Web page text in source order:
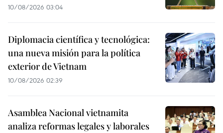
10/08/2026 03:04
Diplomacia científica y tecnológica:
una nueva misión para la política
exterior de Vietnam
10/08/2026 02:39
Asamblea Nacional vietnamita
analiza reformas legales y laborales